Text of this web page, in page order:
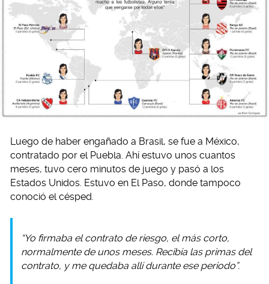
Luego de haber engañado a Brasil, se fue a México,
contratado por el Puebla. Ahí estuvo unos cuantos
meses, tuvo cero minutos de juego y pasó a los
Estados Unidos. Estuvo en El Paso, donde tampoco
conoció el césped.
“Yo firmaba el contrato de riesgo, el más corto,
normalmente de unos meses. Recibía las primas del
contrato, y me quedaba allí durante ese periodo”.